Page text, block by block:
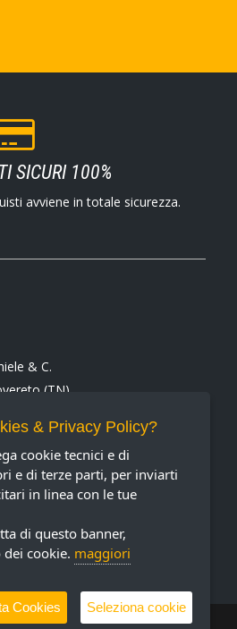
SICURI 100%
avviene in totale sicurezza.
& C.
(TN)
& Privacy Policy?
cookie tecnici e di
e di terze parti, per inviarti
in linea con le tue
di questo banner,
cookie. maggiori
Cookies Seleziona cookie